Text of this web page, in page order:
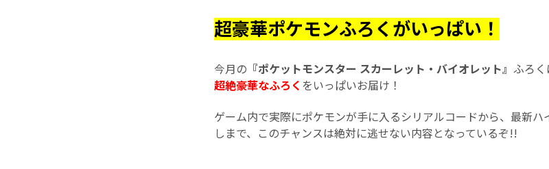
超豪華ポケモンふろくがいっぱい！
今月の 『ポケットモンスター スカーレット・バイオレット』 ふろ
超絶豪華なふろく をいっぱいお届け！
ゲーム内で実際にポケモンが手に入るシリアルコードから、最新
しまで、このチャンスは絶対に逃せない内容となっているぞ!!